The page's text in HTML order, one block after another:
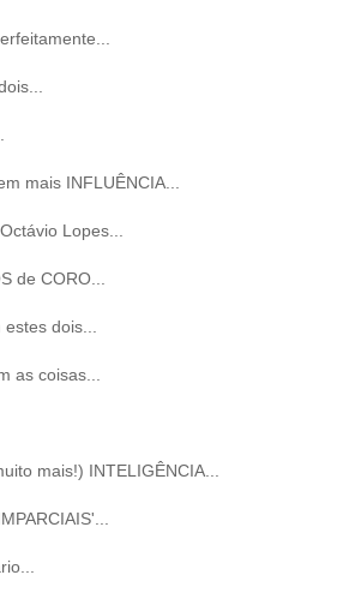
mais INFLUÊNCIA...
Lopes...
de CORO...
dois...
as coisas...
mais!) INTELIGÊNCIA...